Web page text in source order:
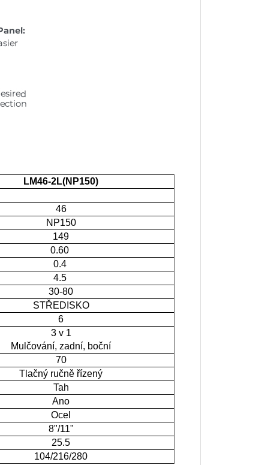
LM46-2L(NP150)
46
NP150
149
0.60
0.4
4.5
30-80
STŘEDISKO
6
3 v 1
Mulčování, zadní, boční
70
Tlačný ručně řízený
Tah
Ano
Ocel
8"/11"
25.5
104/216/280